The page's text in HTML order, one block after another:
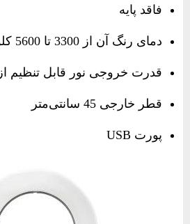
فاقد پایه
دمای رنگ آن از 3300 تا 5600 کلوین
قدرت خروجی نور قابل تنظیم از 10 تا 100 درصد
قطر خارجی 45 سانتی‌متر
پورت USB